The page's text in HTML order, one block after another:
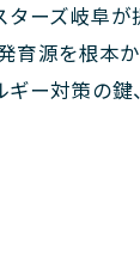
ーズ岐阜
源を根
ー対策の